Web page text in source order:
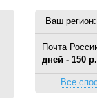
Ваш регион:
Почта
дней - 150 р.
Все